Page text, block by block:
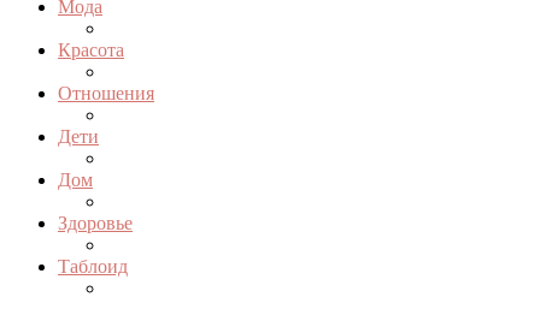
Мода
Красота
Отношения
Дети
Дом
Здоровье
Таблоид